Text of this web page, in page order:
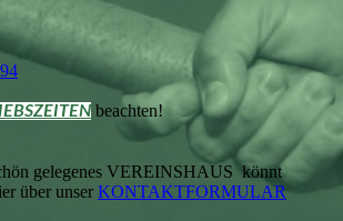
beachten!
gelegenes VEREINSHAUS könnt
über unser KONTAKTFORMULAR